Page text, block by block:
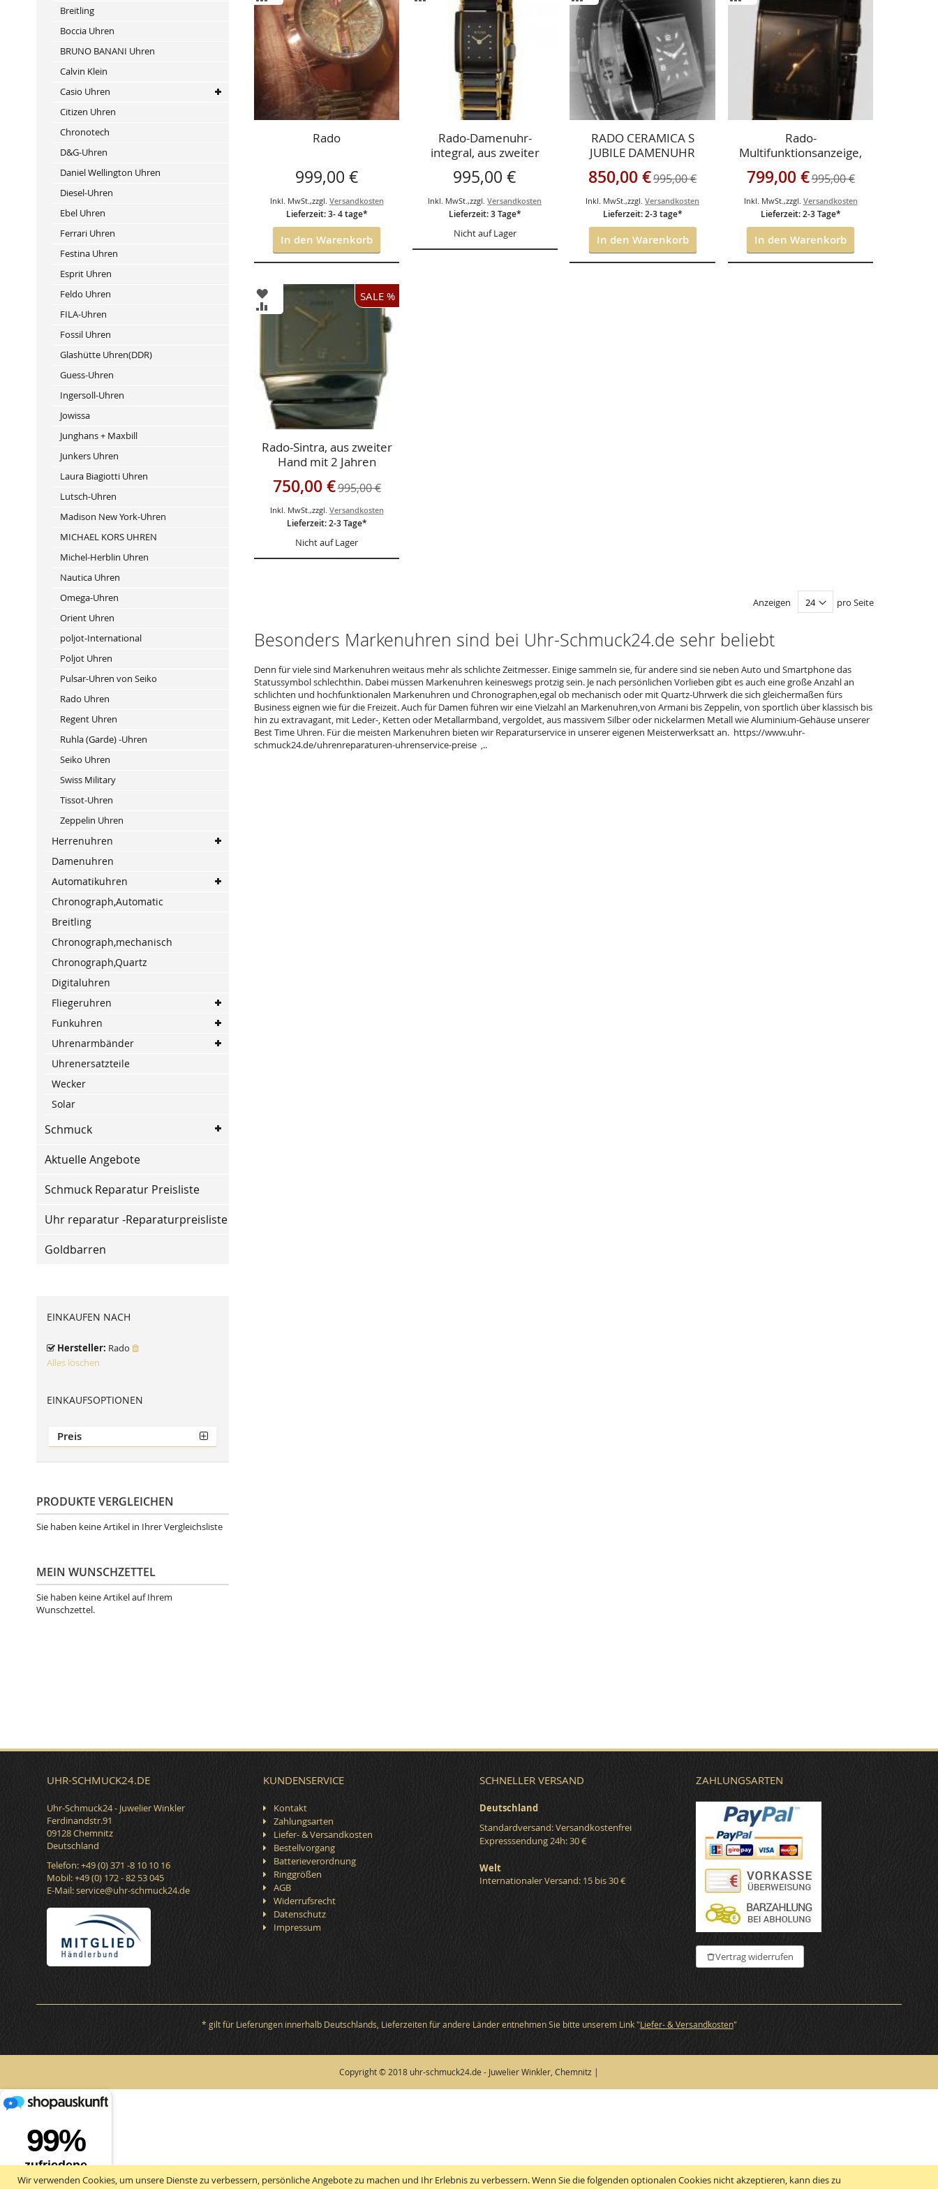
HINZUFÜGEN
VERGLEICHSLISTE
HINZUFÜGEN
Rado
999,00 €
Inkl. MwSt.,zzgl. Versandkosten
Lieferzeit: 3- 4 tage*
In den Warenkorb
HINZUFÜGEN
VERGLEICHSLISTE
HINZUFÜGEN
Rado-Damenuhr-
integral, aus zweiter
Hand mit 2 Jahren
Hausgarantie
995,00 €
Inkl. MwSt.,zzgl.Versandkosten
Lieferzeit: 3 Tage*
Nicht auf Lager
HINZUFÜGEN
VERGLEICHSLISTE
HINZUFÜGEN
RADO CERAMICA S
JUBILE DAMENUHR
HIGH TECH KERAMIK,
aus zweiter Hand mit 2
Jahren Hausgarantie,
Top Zustand.
Sonderangebot
850,00 €995,00 €
Inkl. MwSt.,zzgl.Versandkosten
Lieferzeit: 2-3 tage*
In den Warenkorb
HINZUFÜGEN
VERGLEICHSLISTE
HINZUFÜGEN
Rado-
Multifunktionsanzeige,
aus zweiter Hand mit 2
Jahren Hausgarantie
Sonderangebot
799,00 €995,00 €
Inkl. MwSt.,zzgl. Versandkosten
Lieferzeit: 2-3 Tage*
In den Warenkorb
ZUR
WUNSCHLISTE
HINZUFÜGEN
ZUR
VERGLEICHSLISTE
HINZUFÜGEN
SALE %
Rado-Sintra, aus zweiter
Hand mit 2 Jahren
Hausgarantie
Sonderangebot
750,00 €995,00 €
Inkl. MwSt.,zzgl. Versandkosten
Lieferzeit: 2-3 Tage*
Nicht auf Lager
Anzeigen pro Seite
Besonders Markenuhren sind bei Uhr-Schmuck24.de sehr beliebt
Denn für viele sind Markenuhren weitaus mehr als schlichte Zeitmesser. Einige sammeln sie, für andere sind sie neben Auto und Smartphone das
Statussymbol schlechthin. Dabei müssen Markenuhren keineswegs protzig sein. Je nach persönlichen Vorlieben gibt es auch eine große Anzahl an
schlichten und hochfunktionalen Markenuhren und Chronographen,egal ob mechanisch oder mit Quartz-Uhrwerk die sich gleichermaßen fürs
Business eignen wie für die Freizeit. Auch für Damen führen wir eine Vielzahl an Markenuhren,von Armani bis Zeppelin, von sportlich über klassisch bis
hin zu extravagant, mit Leder-, Ketten oder Metallarmband, vergoldet, aus massivem Silber oder nickelarmen Metall wie Aluminium-Gehäuse unserer
Best Time Uhren. Für die meisten Markenuhren bieten wir Reparaturservice in unserer eigenen Meisterwerksatt an. https://www.uhr-
schmuck24.de/uhrenreparaturen-uhrenservice-preise ,..
Breitling
Boccia Uhren
BRUNO BANANI Uhren
Calvin Klein
Casio Uhren
Citizen Uhren
Chronotech
D&G-Uhren
Daniel Wellington Uhren
Diesel-Uhren
Ebel Uhren
Ferrari Uhren
Festina Uhren
Esprit Uhren
Feldo Uhren
FILA-Uhren
Fossil Uhren
Glashütte Uhren(DDR)
Guess-Uhren
Ingersoll-Uhren
Jowissa
Junghans + Maxbill
Junkers Uhren
Laura Biagiotti Uhren
Lutsch-Uhren
Madison New York-Uhren
MICHAEL KORS UHREN
Michel-Herblin Uhren
Nautica Uhren
Omega-Uhren
Orient Uhren
poljot-International
Poljot Uhren
Pulsar-Uhren von Seiko
Rado Uhren
Regent Uhren
Ruhla (Garde) -Uhren
Seiko Uhren
Swiss Military
Tissot-Uhren
Zeppelin Uhren
Herrenuhren
Damenuhren
Automatikuhren
Chronograph,Automatic
Breitling
Chronograph,mechanisch
Chronograph,Quartz
Digitaluhren
Fliegeruhren
Funkuhren
Uhrenarmbänder
Uhrenersatzteile
Wecker
Solar
Schmuck
Aktuelle Angebote
Schmuck Reparatur Preisliste
Uhr reparatur -Reparaturpreisliste
Goldbarren
EINKAUFEN NACH
Hersteller Rado
Alles löschen
EINKAUFSOPTIONEN
Preis
PRODUKTE VERGLEICHEN
Sie haben keine Artikel in Ihrer Vergleichsliste
MEIN WUNSCHZETTEL
Sie haben keine Artikel auf Ihrem
Wunschzettel.
UHR-SCHMUCK24.DE
Uhr-Schmuck24 - Juwelier Winkler
Ferdinandstr.91
09128 Chemnitz
Deutschland
Telefon: +49 (0) 371 -8 10 10 16
Mobil: +49 (0) 172 - 82 53 045
E-Mail:service@uhr-schmuck24.de
KUNDENSERVICE
Kontakt
Zahlungsarten
Liefer- & Versandkosten
Bestellvorgang
Batterieverordnung
Ringgrößen
AGB
Widerrufsrecht
Datenschutz
Impressum
SCHNELLER VERSAND
Deutschland
Standardversand: Versandkostenfrei
Expresssendung 24h: 30 €
Welt
Internationaler Versand: 15 bis 30 €
ZAHLUNGSARTEN
Vertrag widerrufen
* gilt für Lieferungen innerhalb Deutschlands, Lieferzeiten für andere Länder entnehmen Sie bitte unserem Link "Liefer- & Versandkosten"
Copyright © 2018 uhr-schmuck24.de - Juwelier Winkler, Chemnitz |
Wir verwenden Cookies, um unsere Dienste zu verbessern, persönliche Angebote zu machen und Ihr Erlebnis zu verbessern. Wenn Sie die folgenden optionalen Cookies nicht akzeptieren, kann dies zu